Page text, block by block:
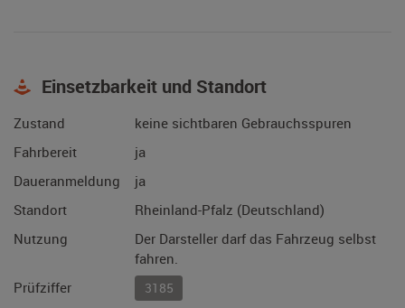
Einsetzbarkeit und Standort
Zustand
keine sichtbaren Gebrauchsspuren
Fahrbereit
ja
Daueranmeldung
ja
Standort
Rheinland-Pfalz (Deutschland)
Nutzung
Der Darsteller darf das Fahrzeug selbst
fahren.
Prüfziffer
3185